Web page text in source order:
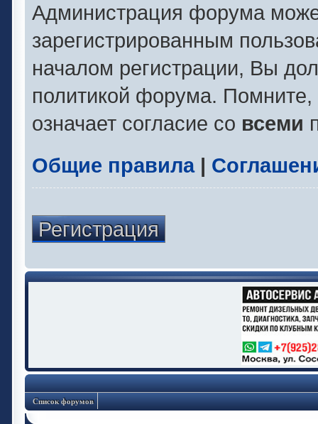
Администрация форума
зарегистрированным
началом регистрации, Вы
политикой форума.
означает согласие со всеми
Общие правила|
Регистрация
Список форумов